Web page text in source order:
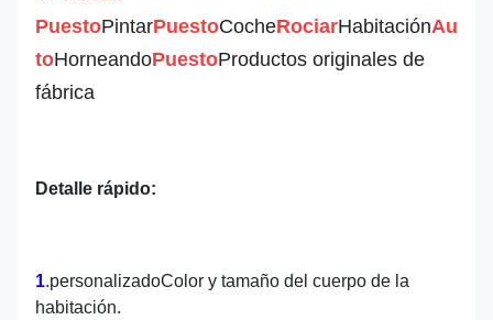
PuestoPintarPuestoCocheRociarHabitaciónAu
toHorneandoPuestoProductos originales de
fábrica
Detalle rápido:
1.personalizadoColor y tamaño del cuerpo de la
habitación.